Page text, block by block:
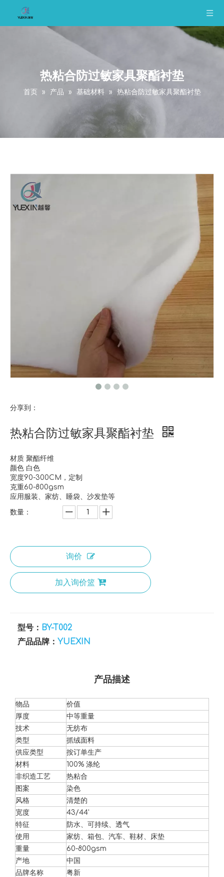
热粘合防过敏家具聚酯衬垫
首页 » 产品 » 基础材料 » 热粘合防过敏家具聚酯衬垫
分享到：
热粘合防过敏家具聚酯衬垫
材质 聚酯纤维
颜色 白色
宽度90-300CM，定制
克重60-800gsm
应用服装、家纺、睡袋、沙发垫等
数量：
询价
加入询价篮
型号： BY-T002
产品品牌： YUEXIN
产品描述
物品
价值
厚度
中等重量
技术
无纺布
类型
抓绒面料
供应类型
按订单生产
材料
100% 涤纶
非织造工艺
热粘合
图案
染色
风格
清楚的
宽度
43/44'
特征
防水、可持续、透气
使用
家纺、箱包、汽车、鞋材、床垫
重量
60-800gsm
产地
中国
品牌名称
粤新